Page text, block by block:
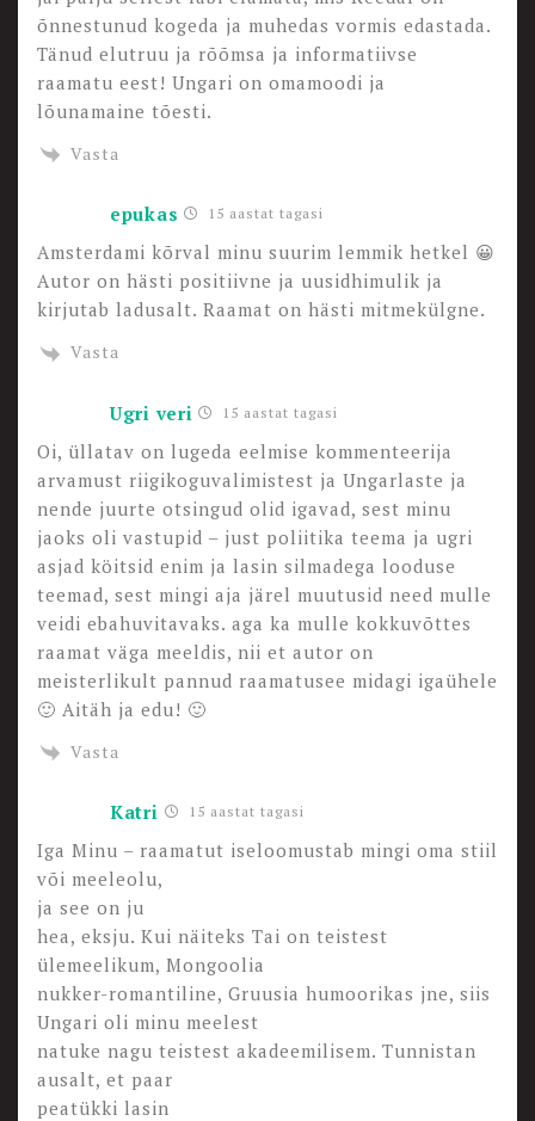
õnnestunud kogeda ja muhedas vormis edastada.
Tänud elutruu ja rõõmsa ja informatiivse
raamatu eest! Ungari on omamoodi ja
lõunamaine tõesti.
Vasta
epukas 15 aastat tagasi
Amsterdami kõrval minu suurim lemmik hetkel 😀
Autor on hästi positiivne ja uusidhimulik ja
kirjutab ladusalt. Raamat on hästi mitmekülgne.
Vasta
Ugri veri 15 aastat tagasi
Oi, üllatav on lugeda eelmise kommenteerija
arvamust riigikoguvalimistest ja Ungarlaste ja
nende juurte otsingud olid igavad, sest minu
jaoks oli vastupid – just poliitika teema ja ugri
asjad köitsid enim ja lasin silmadega looduse
teemad, sest mingi aja järel muutusid need mulle
veidi ebahuvitavaks. aga ka mulle kokkuvõttes
raamat väga meeldis, nii et autor on
meisterlikult pannud raamatusee midagi igaühele
🙂 Aitäh ja edu! 🙂
Vasta
Katri 15 aastat tagasi
Iga Minu – raamatut iseloomustab mingi oma stiil
või meeleolu,
ja see on ju
hea, eksju. Kui näiteks Tai on teistest
ülemeelikum, Mongoolia
nukker-romantiline, Gruusia humoorikas jne, siis
Ungari oli minu meelest
natuke nagu teistest akadeemilisem. Tunnistan
ausalt, et paar
peatükki lasin